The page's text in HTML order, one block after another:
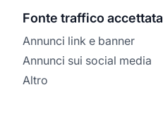
Fonte traffico accettata
Annunci link e banner
Annunci sui social media
Altro